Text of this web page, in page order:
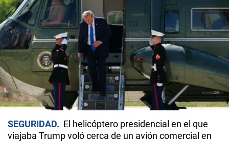
SEGURIDAD
El helicóptero presidencial en el que
viajaba Trump voló cerca de un avión comercial en